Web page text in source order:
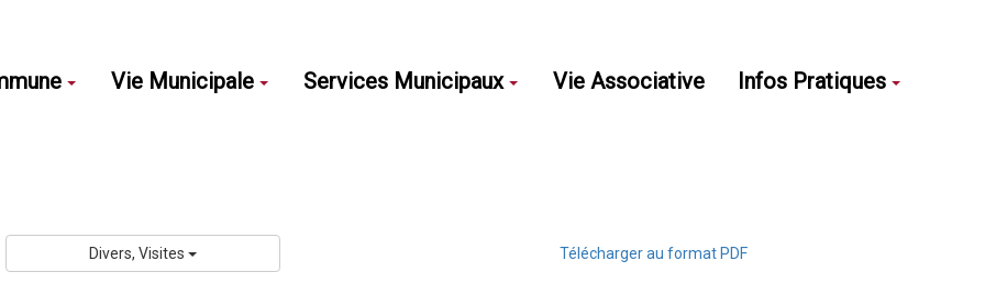
Vie Municipale Services Municipaux Vie Associative Infos Pratiques
Divers, Visites Télécharger au format PDF